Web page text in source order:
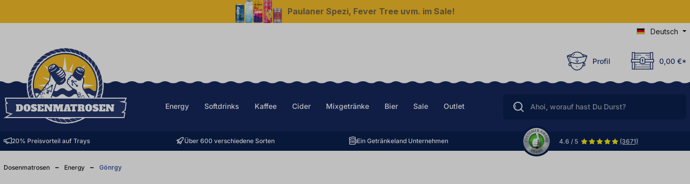
Paulaner Spezi, Fever Tree uvm. im Sale!
Deutsch
Profil 0,00 €*
Energy Softdrinks Kaffee Cider Mixgetränke Bier Sale Outlet
20% Preisvorteil auf Trays Über 600 verschiedene Sorten Ein Getränkeland Unternehmen 4.6 / 5 (3671)
Dosenmatrosen Energy Gönrgy